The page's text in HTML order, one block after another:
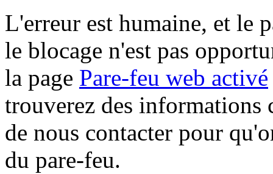
L'erreur est humaine, et le
le blocage n'est pas
la page Pare-feu web activé
trouverez des informations
de nous contacter pour
du pare-feu.